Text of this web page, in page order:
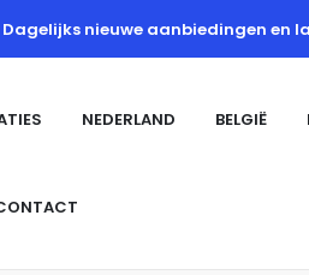
Dagelijks nieuwe aanbiedingen en
NEDERLAND BELGIË